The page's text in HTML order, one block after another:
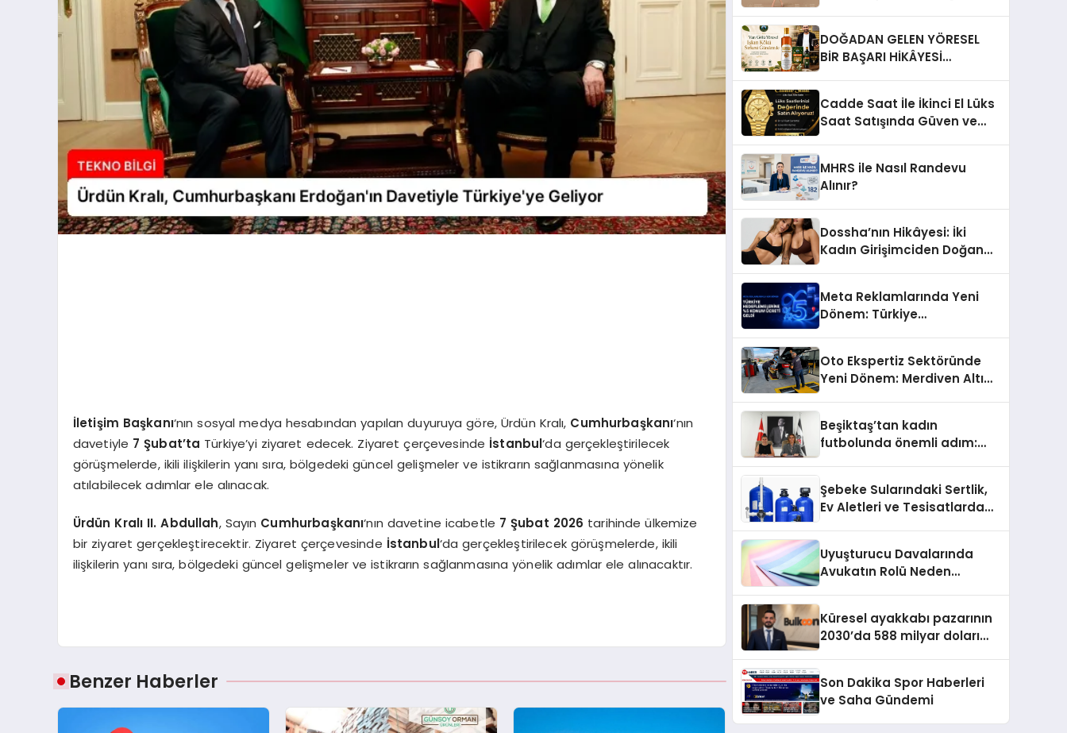
İletişim Başkanı‘nın sosyal medya hesabından yapılan duyuruya göre, Ürdün Kralı, Cumhurbaşkanı‘nın
davetiyle 7 Şubat’ta Türkiye’yi ziyaret edecek. Ziyaret çerçevesinde İstanbul‘da gerçekleştirilecek
görüşmelerde, ikili ilişkilerin yanı sıra, bölgedeki güncel gelişmeler ve istikrarın sağlanmasına yönelik
atılabilecek adımlar ele alınacak.
Ürdün Kralı II. Abdullah, Sayın Cumhurbaşkanı‘nın davetine icabetle 7 Şubat 2026 tarihinde ülkemize
bir ziyaret gerçekleştirecektir. Ziyaret çerçevesinde İstanbul‘da gerçekleştirilecek görüşmelerde, ikili
ilişkilerin yanı sıra, bölgedeki güncel gelişmeler ve istikrarın sağlanmasına yönelik adımlar ele alınacaktır.
Benzer Haberler
DOĞADAN GELEN YÖRESEL
BİR BAŞARI HİKÂYESİ
Yöresel Işkın Kökü Sirkesi
Cadde Saat İle İkinci El Lüks
Saat Satışında Güven ve
MHRS ile Nasıl Randevu
Alınır?
Dossha’nın Hikâyesi: İki
Kadın Girişimciden Doğan
Meta Reklamlarında Yeni
Dönem: Türkiye
Oto Ekspertiz Sektöründe
Yeni Dönem: Merdiven Altı
Beşiktaş’tan kadın
futbolunda önemli adım:
Gündoğdu kulüp hafızasını
geleceğe taşıyacak
Şebeke Sularındaki Sertlik,
Ev Aletleri ve Tesisatlarda
Uyuşturucu Davalarında
Avukatın Rolü Neden
Küresel ayakkabı pazarının
2030’da 588 milyar doları
Son Dakika Spor Haberleri
ve Saha Gündemi